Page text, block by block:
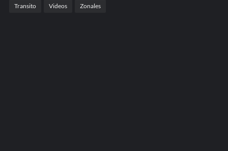
Transito Videos Zonales